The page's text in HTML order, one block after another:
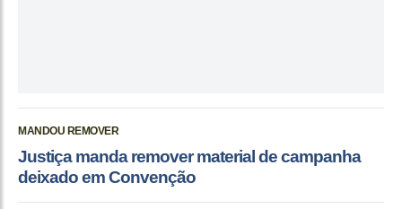
MANDOU REMOVER
Justiça manda remover material de campanha
deixado em Convenção